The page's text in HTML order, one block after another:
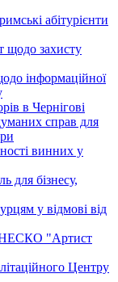
абітурієнти
щодо захисту
інформаційної
в Чернігові
справ для
винних у
для бізнесу,
у відмові від
"Артист
Центру